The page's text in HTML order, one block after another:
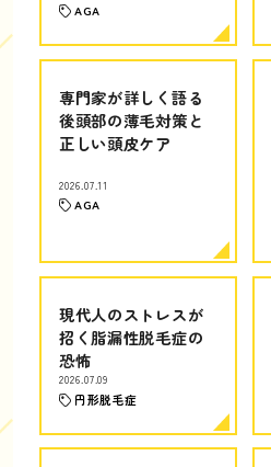
AGA
専門家が詳しく語る
後頭部の薄毛対策と
正しい頭皮ケア
2026.07.11
AGA
現代人のストレスが
招く脂漏性脱毛症の
恐怖
2026.07.09
円形脱毛症